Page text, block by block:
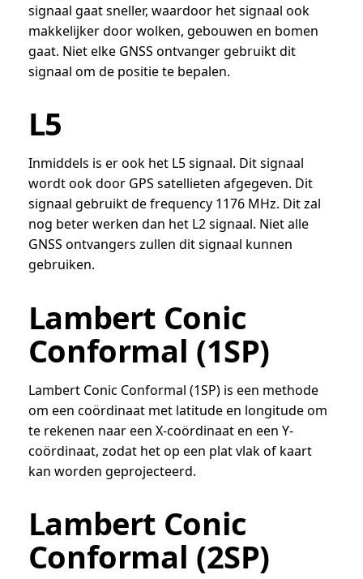
signaal gaat sneller, waardoor het signaal ook
makkelijker door wolken, gebouwen en bomen
gaat. Niet elke GNSS ontvanger gebruikt dit
signaal om de positie te bepalen.
L5
Inmiddels is er ook het L5 signaal. Dit signaal
wordt ook door GPS satellieten afgegeven. Dit
signaal gebruikt de frequency 1176 MHz. Dit zal
nog beter werken dan het L2 signaal. Niet alle
GNSS ontvangers zullen dit signaal kunnen
gebruiken.
Lambert Conic
Conformal (1SP)
Lambert Conic Conformal (1SP) is een methode
om een coördinaat met latitude en longitude om
te rekenen naar een X-coördinaat en een Y-
coördinaat, zodat het op een plat vlak of kaart
kan worden geprojecteerd.
Lambert Conic
Conformal (2SP)